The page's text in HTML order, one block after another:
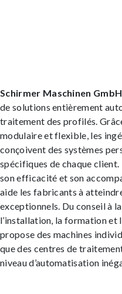
Schirmer Maschinen GmbH
de solutions entièrement
traitement des profilés.
modulaire et flexible, les
conçoivent des systèmes
spécifiques de chaque
son efficacité et son
aide les fabricants à
exceptionnels. Du conseil à
l’installation, la formation et
propose des machines
que des centres de
niveau d’automatisation